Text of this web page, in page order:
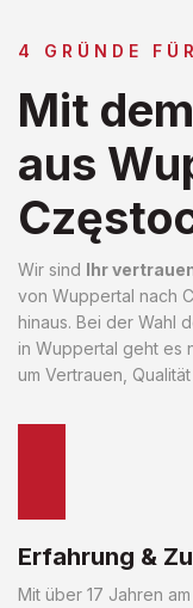
4 GRÜNDE
Mit
aus
Wir sind Ihr
von Wuppertal nach
hinaus. Bei der Wahl
in Wuppertal geht es
um Vertrauen,
Erfahrung &
Mit über 17 Jahren